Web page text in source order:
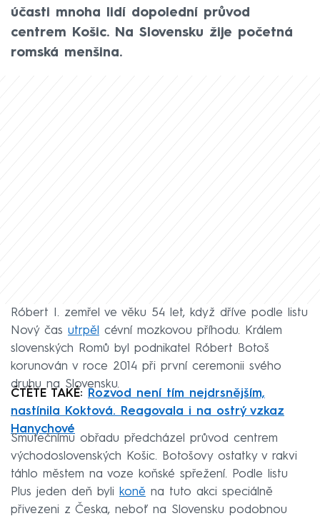
účasti mnoha lidí dopolední průvod
centrem Košic. Na Slovensku žije početná
romská menšina.
Róbert I. zemřel ve věku 54 let, když dříve podle listu
Nový čas utrpěl cévní mozkovou příhodu. Králem
slovenských Romů byl podnikatel Róbert Botoš
korunován v roce 2014 při první ceremonii svého
druhu na Slovensku.
ČTĚTE TAKÉ: Rozvod není tím nejdrsnějším,
nastínila Koktová. Reagovala i na ostrý vzkaz
Hanychové
Smutečnímu obřadu předcházel průvod centrem
východoslovenských Košic. Botošovy ostatky v rakvi
táhlo městem na voze koňské spřežení. Podle listu
Plus jeden deň byli koně na tuto akci speciálně
přivezeni z Česka, neboť na Slovensku podobnou